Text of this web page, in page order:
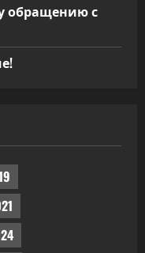
обращению с